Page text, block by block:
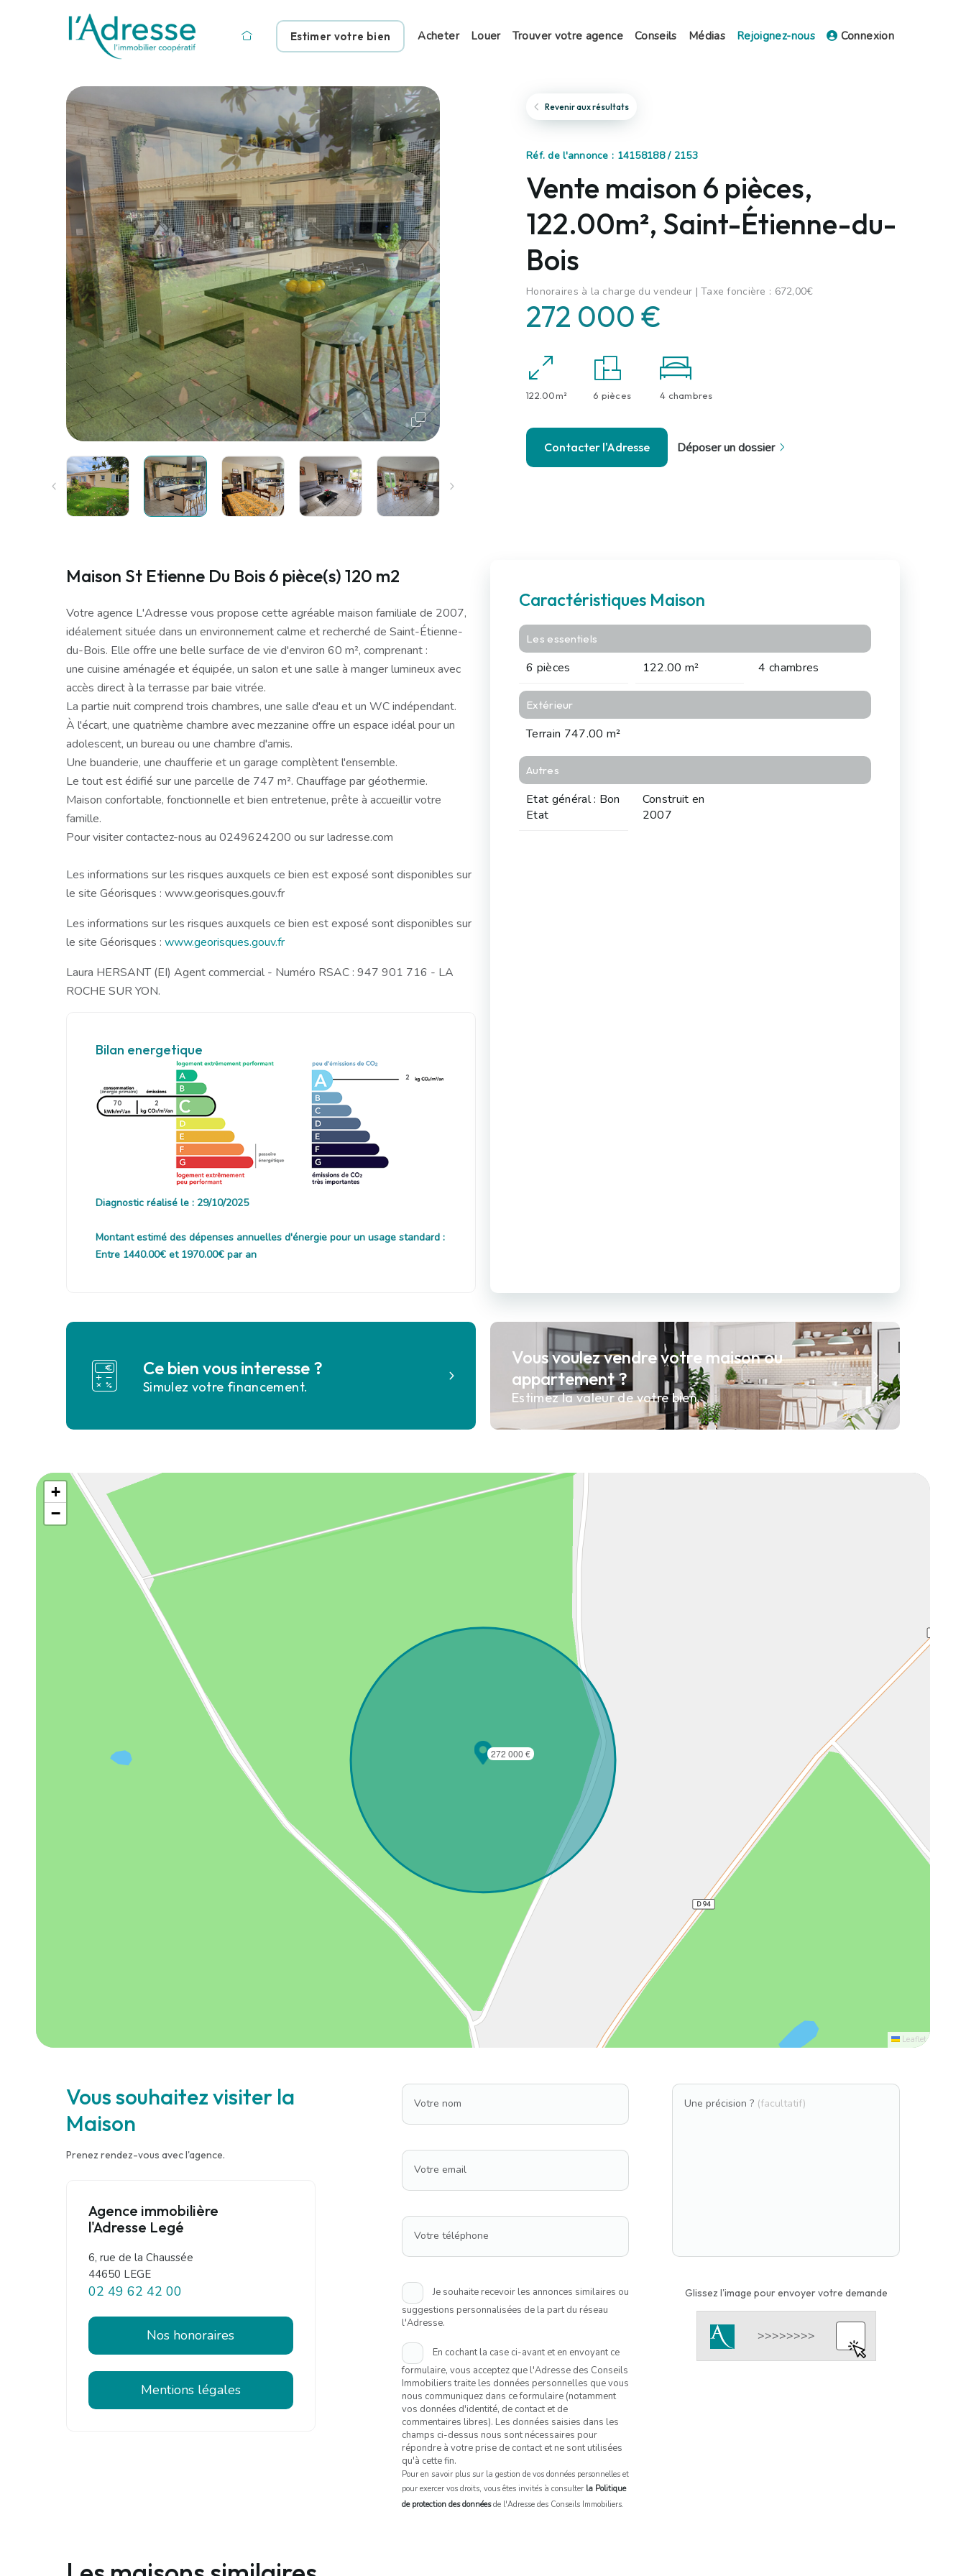
Estimer votre bien Acheter Louer Trouver votre agence Conseils Médias Rejoignez-nous Connexion
Revenir aux résultats
Réf. de l'annonce : 14158188 / 2153
Vente maison 6 pièces,
122.00m², Saint-Étienne-du-
Bois
Honoraires à la charge du vendeur | Taxe foncière : 672,00€
272 000 €
122.00m² 6 pièces 4 chambres
Contacter l'Adresse Déposer un dossier
Maison St Etienne Du Bois 6 pièce(s) 120 m2
Votre agence L'Adresse vous propose cette agréable maison familiale de 2007,
idéalement située dans un environnement calme et recherché de Saint-Étienne-
du-Bois. Elle offre une belle surface de vie d'environ 60 m², comprenant :
une cuisine aménagée et équipée, un salon et une salle à manger lumineux avec
accès direct à la terrasse par baie vitrée.
La partie nuit comprend trois chambres, une salle d'eau et un WC indépendant.
À l'écart, une quatrième chambre avec mezzanine offre un espace idéal pour un
adolescent, un bureau ou une chambre d'amis.
Une buanderie, une chaufferie et un garage complètent l'ensemble.
Le tout est édifié sur une parcelle de 747 m². Chauffage par géothermie.
Maison confortable, fonctionnelle et bien entretenue, prête à accueillir votre
famille.
Pour visiter contactez-nous au 0249624200 ou sur ladresse.com
Les informations sur les risques auxquels ce bien est exposé sont disponibles sur
le site Géorisques : www.georisques.gouv.fr
Les informations sur les risques auxquels ce bien est exposé sont disponibles sur
le site Géorisques : www.georisques.gouv.fr
Laura HERSANT (EI) Agent commercial - Numéro RSAC : 947 901 716 - LA
ROCHE SUR YON.
Bilan energetique
70 2
2
Diagnostic réalisé le : 29/10/2025
Montant estimé des dépenses annuelles d'énergie pour un usage standard :
Entre 1440.00€ et 1970.00€ par an
Caractéristiques Maison
Les essentiels
6 pièces 122.00 m² 4 chambres
Extérieur
Terrain 747.00 m²
Autres
Etat général : Bon
Etat
Construit en
2007
Ce bien vous interesse ?
Simulez votre financement.
Vous voulez vendre votre maison ou
appartement ?
Estimez la valeur de votre bien.
272 000 €
+
−
Leaflet
Vous souhaitez visiter la
Maison
Prenez rendez-vous avec l'agence.
Agence immobilière
l'Adresse Legé
6, rue de la Chaussée
44650 LEGE
02 49 62 42 00
Nos honoraires
Mentions légales
Votre nom
Votre email
Votre téléphone
Je souhaite recevoir les annonces similaires ou
suggestions personnalisées de la part du réseau
l'Adresse.
En cochant la case ci-avant et en envoyant ce
formulaire, vous acceptez que l'Adresse des Conseils
Immobiliers traite les données personnelles que vous
nous communiquez dans ce formulaire (notamment
vos données d'identité, de contact et de
commentaires libres). Les données saisies dans les
champs ci-dessus nous sont nécessaires pour
répondre à votre prise de contact et ne sont utilisées
qu'à cette fin.
Pour en savoir plus sur la gestion de vos données personnelles et
pour exercer vos droits, vous êtes invités à consulter la Politique
de protection des donnéesde l'Adresse des Conseils Immobiliers.
Une précision ? (facultatif)
Glissez l'image pour envoyer votre demande